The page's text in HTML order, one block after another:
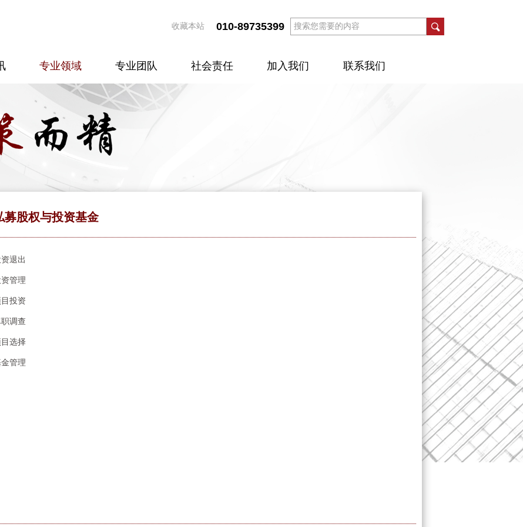
收藏本站 010-89735399
专业领域 专业团队 社会责任 加入我们 联系我们
募股权与投资基金
退出
管理
投资
调查
选择
管理